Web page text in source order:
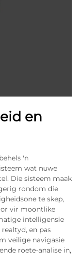
en
'n
wat nuwe
Die sisteem maak
rondom die
te skep,
vir moontlike
intelligensie
en pas
veilige navigasie
roete-analise in,